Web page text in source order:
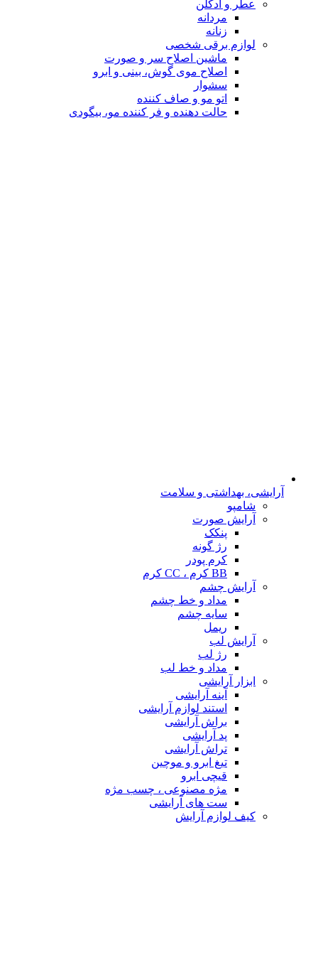
عطر و ادکلن
مردانه
زنانه
لوازم برقی شخصی
ماشین اصلاح سر و صورت
اصلاح موی گوش، بینی و ابرو
سشوار
اتو مو و صاف کننده
حالت دهنده و فر کننده مو، بیگودی
آرایشی، بهداشتی و سلامت
شامپو
آرایش صورت
پنکک
رژ گونه
کرم پودر
BB کرم ، CC کرم
آرایش چشم
مداد و خط چشم
سایه چشم
ریمل
آرایش لب
رژ لب
مداد و خط لب
ابزار آرایشی
آینه آرایشی
استند لوازم آرایشی
براش آرایشی
پد آرایشی
تراش آرایشی
تیغ ابرو و موچین
قیچی ابرو
مژه مصنوعی ، چسب مژه
ست های آرایشی
کیف لوازم آرایش